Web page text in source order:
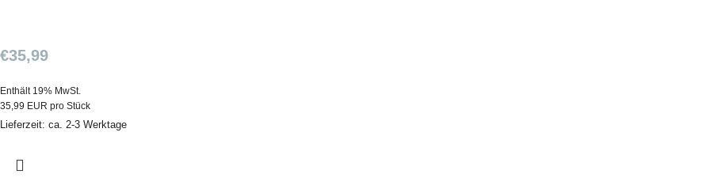
€35,99
Enthält 19% MwSt.
35,99 EUR pro Stück
Lieferzeit: ca. 2-3 Werktage